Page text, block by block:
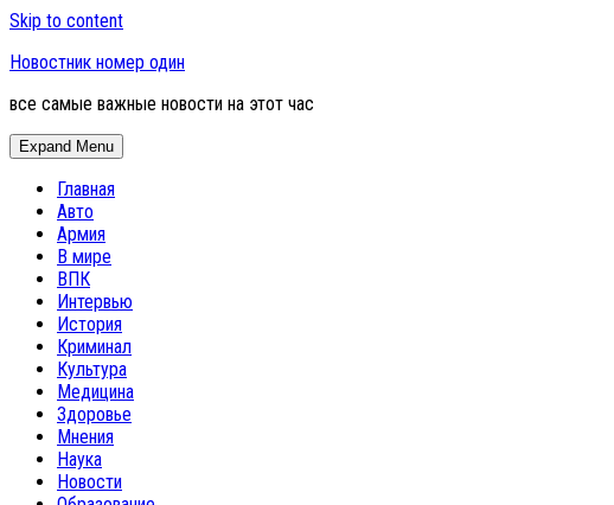
Skip to content
Новостник номер один
все самые важные новости на этот час
Expand Menu
Главная
Авто
Армия
В мире
ВПК
Интервью
История
Криминал
Культура
Медицина
Здоровье
Мнения
Наука
Новости